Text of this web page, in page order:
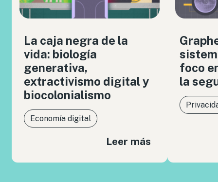
La caja negra de la
vida: biología
generativa,
extractivismo digital y
biocolonialismo
Economía digital
Leer más
foco
la